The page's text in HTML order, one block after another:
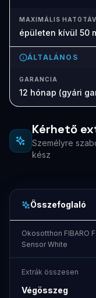
MAXIMÁLIS
épületen kívül 50
ÁLTALÁNOS
GARANCIA
12 hónap (gyári
Kérhető
Személyre
kész
Összefoglaló
Okosotthon FIBARO
Sensor White
Extrák összesen
Végösszeg